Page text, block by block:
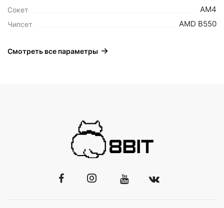
Сокет AM4
Чипсет AMD B550
Смотреть все параметры